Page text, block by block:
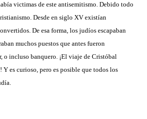
victimas de este antisemitismo. Debido todo
Desde en siglo XV existían
De esa forma, los judíos escapaban
muchos puestos que antes fueron
o incluso banquero. ¡El viaje de Cristóbal
es curioso, pero es posible que todos los